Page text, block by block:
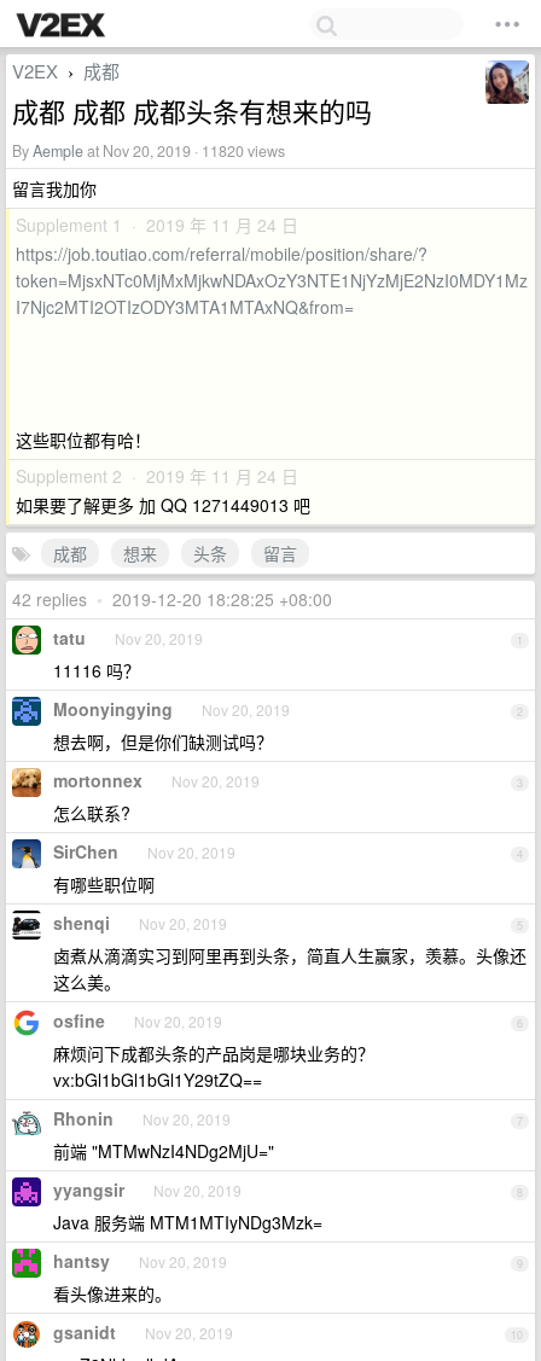
V2EX › 成都
成都 成都 成都头条有想来的吗
ByAempleat Nov 20, 2019 · 11820 views
留言我加你
Supplement 1 · 2019 年 11 月 24 日
https://job.toutiao.com/referral/mobile/position/share/?
token=MjsxNTc0MjMxMjkwNDAxOzY3NTE1NjYzMjE2NzI0MDY1Mz
I7Njc2MTI2OTIzODY3MTA1MTAxNQ&from=
这些职位都有哈！
Supplement 2 · 2019 年 11 月 24 日
如果要了解更多 加 QQ 1271449013 吧
成都
想来 头条
留言
42 replies • 2019-12-20 18:28:25 +08:00
1
tatu Nov 20, 2019
11116 吗？
2
Moonyingying Nov 20, 2019
想去啊，但是你们缺测试吗？
3
mortonnex Nov 20, 2019
怎么联系?
4
SirChen Nov 20, 2019
有哪些职位啊
5
shenqi Nov 20, 2019
卤煮从滴滴实习到阿里再到头条，简直人生赢家，羡慕。头像还
这么美。
6
osfine Nov 20, 2019
麻烦问下成都头条的产品岗是哪块业务的？
vx:bGl1bGl1bGl1Y29tZQ==
7
Rhonin Nov 20, 2019
前端 "MTMwNzI4NDg2MjU="
8
yyangsir Nov 20, 2019
Java 服务端 MTM1MTIyNDg3Mzk=
9
hantsy Nov 20, 2019
看头像进来的。
10
gsanidt Nov 20, 2019